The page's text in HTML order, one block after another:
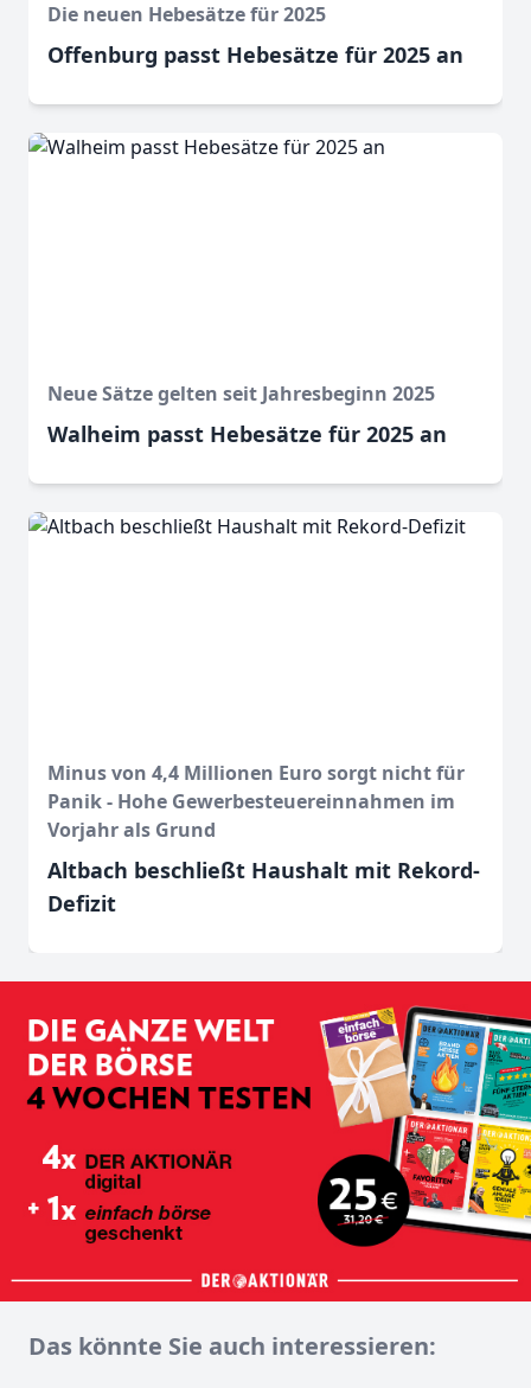
Die neuen Hebesätze für 2025
Offenburg passt Hebesätze für 2025 an
Neue Sätze gelten seit Jahresbeginn 2025
Walheim passt Hebesätze für 2025 an
Minus von 4,4 Millionen Euro sorgt nicht für
Panik - Hohe Gewerbesteuereinnahmen im
Vorjahr als Grund
Altbach beschließt Haushalt mit Rekord-
Defizit
Das könnte Sie auch interessieren: